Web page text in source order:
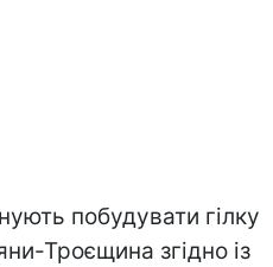
побудувати гілку
Троєщина згідно із